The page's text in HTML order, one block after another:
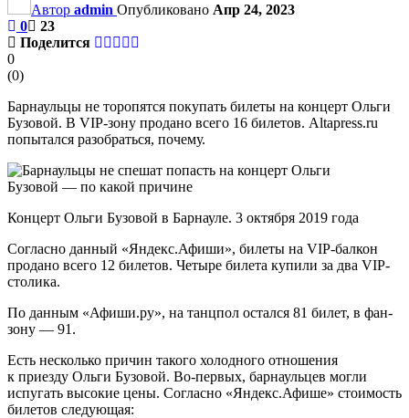
Автор admin Опубликовано Апр 24, 2023
0
23
Поделится
0
(0)
Барнаульцы не торопятся покупать билеты на концерт Ольги
Бузовой. В VIP-зону продано всего 16 билетов. Altapress.ru
попытался разобраться, почему.
Концерт Ольги Бузовой в Барнауле. 3 октября 2019 года
Согласно данный «Яндекс.Афиши», билеты на VIP-балкон
продано всего 12 билетов. Четыре билета купили за два VIP-
столика.
По данным «Афиши.ру», на танцпол остался 81 билет, в фан-
зону — 91.
Есть несколько причин такого холодного отношения
к приезду Ольги Бузовой. Во-первых, барнаульцев могли
испугать высокие цены. Согласно «Яндекс.Афише» стоимость
билетов следующая: